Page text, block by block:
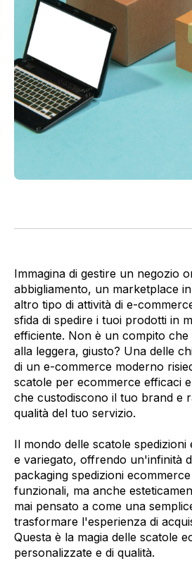
Immagina di gestire un negozio
abbigliamento, un marketplace
altro tipo di attività di e-
sfida di spedire i tuoi prodotti in
efficiente. Non è un compito
alla leggera, giusto? Una delle
di un e-commerce moderno
scatole per ecommerce efficaci
che custodiscono il tuo brand e
qualità del tuo servizio.
Il mondo delle scatole spedizioni
e variegato, offrendo un'infinità
packaging spedizioni
funzionali, ma anche
mai pensato a come una
trasformare l'esperienza di
Questa è la magia delle scatole
personalizzate e di qualità.